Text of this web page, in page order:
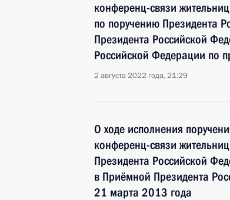
конференц-связи
по поручению Президента
Президента Российской
Российской Федерации по
2 августа 2022 года, 21:29
О ходе исполнения
конференц-связи
Президента Российской
в Приёмной Президента
21 марта 2013 года